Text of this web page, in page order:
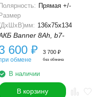
Полярность: Прямая +/-
Размер
136x75x134
Banner 8Ah, b7-
600 ₽
обмене
3 700 ₽
без обмена
В наличии
В корзину